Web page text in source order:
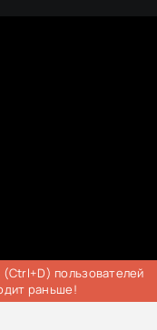
(Ctrl+D) пользователей
раньше!